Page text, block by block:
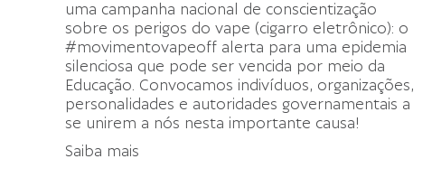
uma campanha nacional de conscientização
sobre os perigos do vape (cigarro eletrônico): o
#movimentovapeoff alerta para uma epidemia
silenciosa que pode ser vencida por meio da
Educação. Convocamos indivíduos, organizações,
personalidades e autoridades governamentais a
se unirem a nós nesta importante causa!
Saiba mais